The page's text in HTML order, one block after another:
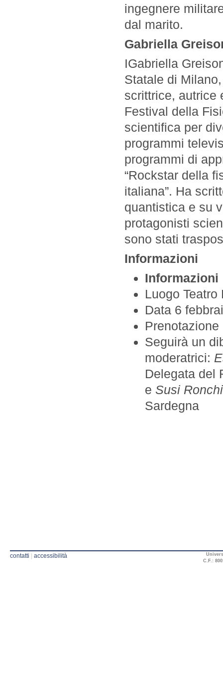
ingegnere
dal marito.
Gabriella
IGabriella
Statale di
scrittrice, autrice
Festival della
scientifica per
programmi
programmi di
“Rockstar della
italiana”. Ha
quantistica e su
protagonisti
sono stati
Informazioni
Informazioni
Luogo
Data 6
Seguirà un
moderatrici:
Delegata del
e Susi
Sardegna
contatti accessibilità
C.F.: